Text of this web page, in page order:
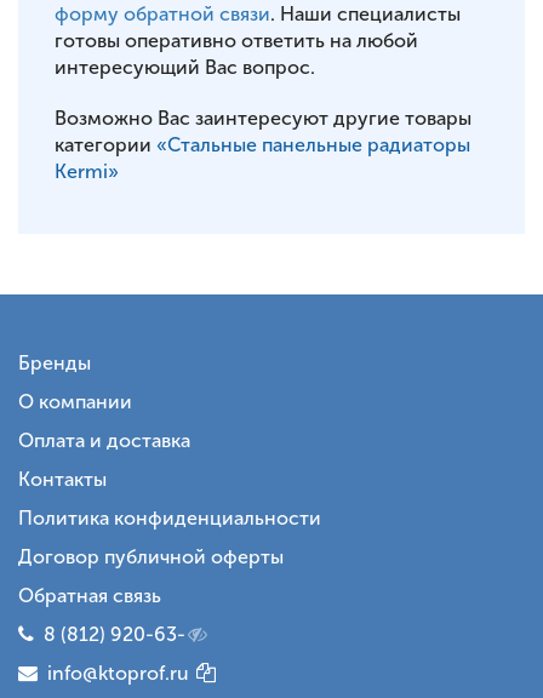
форму обратной связи. Наши специалисты
готовы оперативно ответить на любой
интересующий Вас вопрос.
Возможно Вас заинтересуют другие товары
категории «Стальные панельные радиаторы
Kermi»
Бренды
О компании
Оплата и доставка
Контакты
Политика конфиденциальности
Договор публичной оферты
Обратная связь
8 (812) 920-63-
info@ktoprof.ru